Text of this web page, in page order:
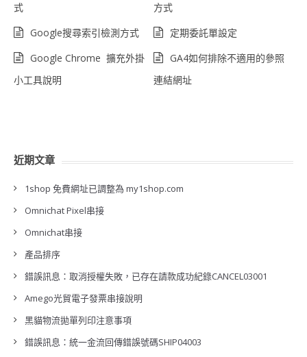
式
方式
Google搜尋索引檢測方式
定期委託單設定
Google Chrome 擴充外掛
小工具說明
GA4如何排除不適用的參照
連結網址
近期文章
1shop 免費網址已調整為 my1shop.com
Omnichat Pixel串接
Omnichat串接
產品排序
錯誤訊息：取消授權失敗，已存在請款成功紀錄CANCEL03001
Amego光貿電子發票串接說明
黑貓物流拋單列印注意事項
錯誤訊息：統一金流回傳錯誤號碼SHIP04003